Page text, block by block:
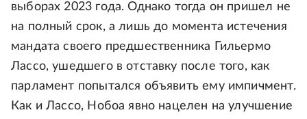
выборах 2023 года. Однако тогда он пришел не
на полный срок, а лишь до момента истечения
мандата своего предшественника Гильермо
Лассо, ушедшего в отставку после того, как
парламент попытался объявить ему импичмент.
Как и Лассо, Нобоа явно нацелен на улучшение